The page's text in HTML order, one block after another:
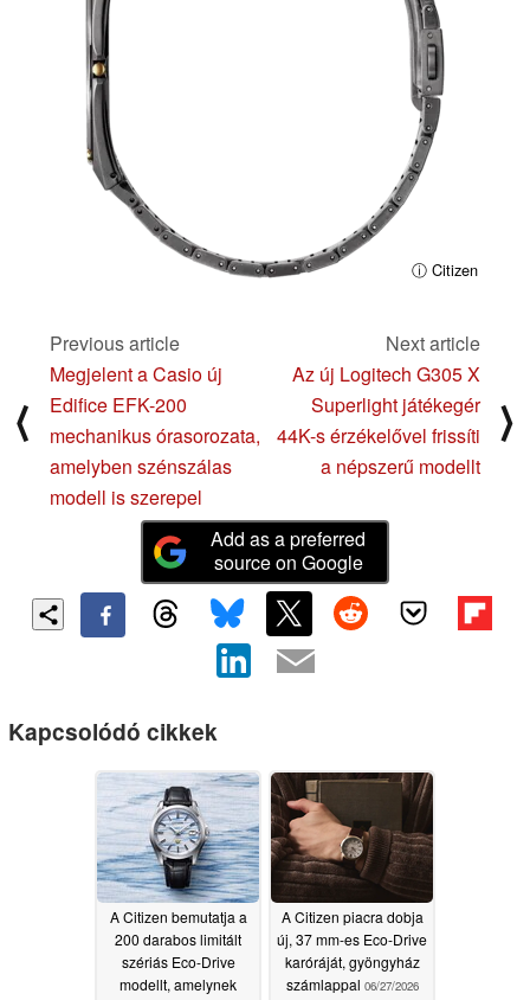
ⓘ Citizen
⟨
Previous article
Megjelent a Casio új
Edifice EFK-200
mechanikus órasorozata,
amelyben szénszálas
modell is szerepel
Next article
Az új Logitech G305 X
Superlight játékegér
44K-s érzékelővel frissíti
a népszerű modellt
⟩
Add as a preferred
source on Google
Kapcsolódó cikkek
A Citizen bemutatja a
200 darabos limitált
szériás Eco-Drive
modellt, amelynek
A Citizen piacra dobja
új, 37 mm-es Eco-Drive
karóráját, gyöngyház
számlappal 06/27/2026